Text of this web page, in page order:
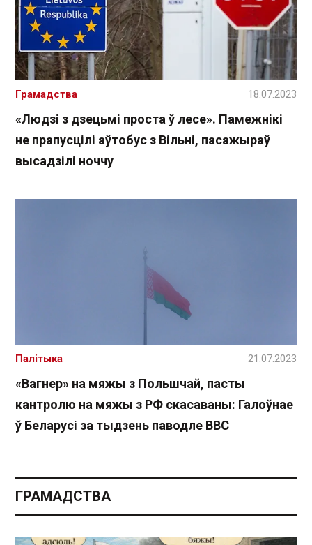
«Людзі з дзецьмі проста ў лесе». Памежнікі
не прапусцілі аўтобус з Вільні, пасажыраў
высадзілі ноччу
Грамадства 18.07.2023
«Вагнер» на мяжы з Польшчай, пасты
кантролю на мяжы з РФ скасаваны: Галоўнае
ў Беларусі за тыдзень паводле ВВС
Палітыка 21.07.2023
ГРАМАДСТВА